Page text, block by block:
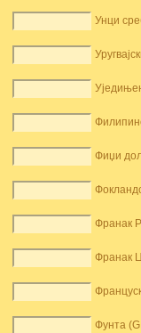
Унци
Фиџи
Франак
Франак
Фунта